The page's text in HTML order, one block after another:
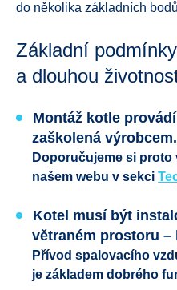
do několika základních
Základní
a dlouhou
Montáž kotle
zaškolená výrobcem.
Doporučujeme si
našem webu v sekci
Kotel musí být
větraném prostoru –
Přívod spalovacího
je základem dobrého